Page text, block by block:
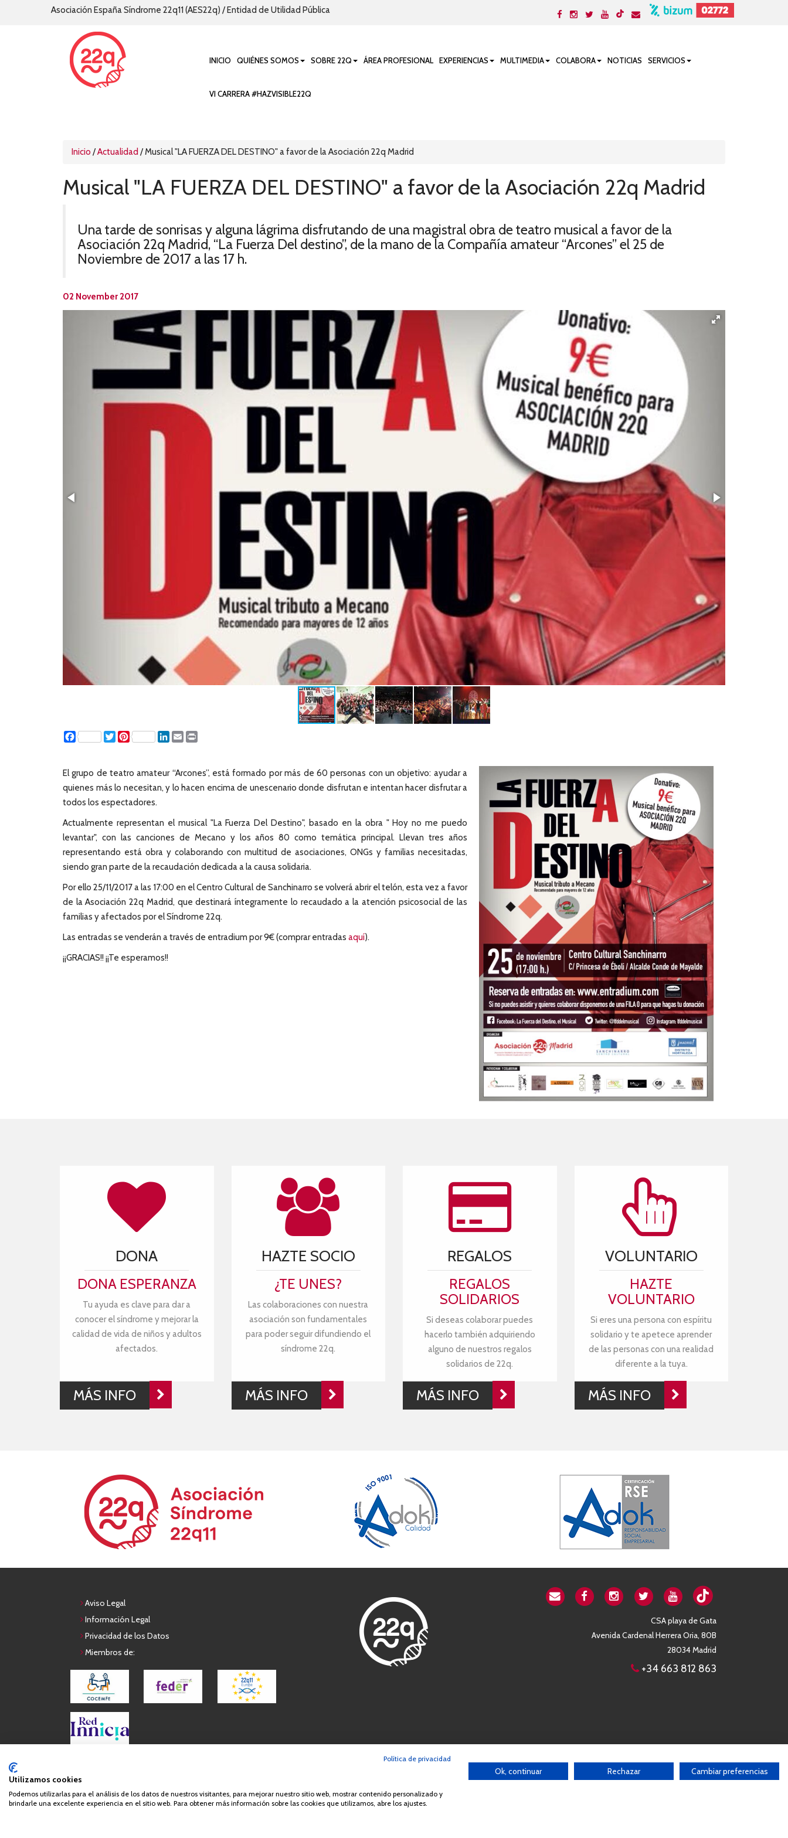
Asociación España Síndrome 22q11 (AES22q) / Entidad de Utilidad Pública
INICIO QUIÉNES SOMOS SOBRE 22Q ÁREA PROFESIONAL EXPERIENCIAS MULTIMEDIA COLABORA NOTICIAS SERVICIOS
VI CARRERA #HAZVISIBLE22Q
Inicio /Actualidad /Musical "LA FUERZA DEL DESTINO" a favor de la Asociación 22q Madrid
Musical "LA FUERZA DEL DESTINO" a favor de la Asociación 22q Madrid
Una tarde de sonrisas y alguna lágrima disfrutando de una magistral obra de teatro musical a favor de la
Asociación 22q Madrid, “La Fuerza Del destino”, de la mano de la Compañía amateur “Arcones” el 25 de
Noviembre de 2017 a las 17 h.
02 November 2017
Facebook TwitterPinterest LinkedIn
Email
El grupo de teatro amateur “Arcones”, está formado por más de 60 personas con un objetivo: ayudar a
quienes más lo necesitan, y lo hacen encima de unescenario donde disfrutan e intentan hacer disfrutar a
todos los espectadores.
Actualmente representan el musical "La Fuerza Del Destino", basado en la obra " Hoy no me puedo
levantar", con las canciones de Mecano y los años 80 como temática principal. Llevan tres años
representando está obra y colaborando con multitud de asociaciones, ONGs y familias necesitadas,
siendo gran parte de la recaudación dedicada a la causa solidaria.
Por ello 25/11/2017 a las 17:00 en el Centro Cultural de Sanchinarro se volverá abrir el telón, esta vez a favor
de la Asociación 22q Madrid, que destinará íntegramente lo recaudado a la atención psicosocial de las
familias y afectados por el Síndrome 22q.
Las entradas se venderán a través de entradium por 9€ (comprar entradas aquí).
¡¡GRACIAS!! ¡¡Te esperamos!!
DONA
DONA ESPERANZA
Tu ayuda es clave para dar a
conocer el síndrome y mejorar la
calidad de vida de niños y adultos
afectados.
MÁS INFO
HAZTE SOCIO
¿TE UNES?
Las colaboraciones con nuestra
asociación son fundamentales
para poder seguir difundiendo el
síndrome 22q.
MÁS INFO
REGALOS
REGALOS
SOLIDARIOS
Si deseas colaborar puedes
hacerlo también adquiriendo
alguno de nuestros regalos
solidarios de 22q.
MÁS INFO
VOLUNTARIO
HAZTE
VOLUNTARIO
Si eres una persona con espíritu
solidario y te apetece aprender
de las personas con una realidad
diferente a la tuya.
MÁS INFO
Aviso Legal
Información Legal
Privacidad de los Datos
Miembros de:
CSA playa de Gata
Avenida Cardenal Herrera Oria, 80B
28034 Madrid
+34 663 812 863
Queda prohibida de forma expresa la copia, reproducción o distribución de la totalidad o parte de los contenidos del sitio web sin el consentimiento por escrito de la Asociación
Política de privacidad
Utilizamos cookies
Podemos utilizarlas para el análisis de los datos de nuestros visitantes, para mejorar nuestro sitio web, mostrar contenido personalizado y
brindarle una excelente experiencia en el sitio web. Para obtener más información sobre las cookies que utilizamos, abre los ajustes.
Ok, continuar Rechazar Cambiar preferencias